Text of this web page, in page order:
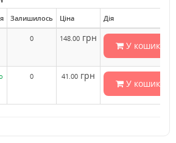
Залишилось Ціна Дія
0 148.00 грн
У кошик
0 41.00 грн
У кошик